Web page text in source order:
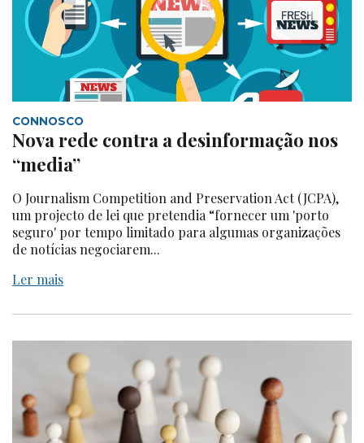
CONNOSCO
Nova rede contra a desinformação nos
“media”
O Journalism Competition and Preservation Act (JCPA),
um projecto de lei que pretendia “fornecer um 'porto
seguro' por tempo limitado para algumas organizações
de notícias negociarem...
Ler mais